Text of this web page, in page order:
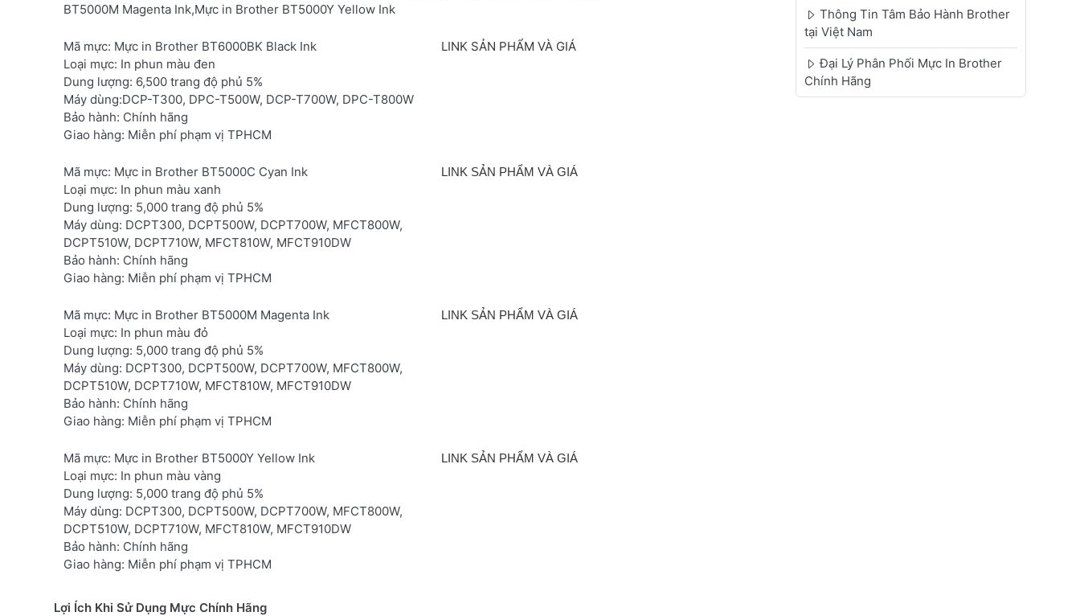
BT5000M Magenta Ink,Mực in Brother BT5000Y Yellow Ink
Mã mực: Mực in Brother BT6000BK Black Ink
Loại mực: In phun màu đen
Dung lượng: 6,500 trang độ phủ 5%
Máy dùng:DCP-T300, DPC-T500W, DCP-T700W, DPC-T800W
Bảo hành: Chính hãng
Giao hàng: Miễn phí phạm vị TPHCM
LINK SẢN PHẨM VÀ GIÁ
Mã mực: Mực in Brother BT5000C Cyan Ink
Loại mực: In phun màu xanh
Dung lượng: 5,000 trang độ phủ 5%
Máy dùng: DCPT300, DCPT500W, DCPT700W, MFCT800W,
DCPT510W, DCPT710W, MFCT810W, MFCT910DW
Bảo hành: Chính hãng
Giao hàng: Miễn phí phạm vị TPHCM
LINK SẢN PHẨM VÀ GIÁ
Mã mực: Mực in Brother BT5000M Magenta Ink
Loại mực: In phun màu đỏ
Dung lượng: 5,000 trang độ phủ 5%
Máy dùng: DCPT300, DCPT500W, DCPT700W, MFCT800W,
DCPT510W, DCPT710W, MFCT810W, MFCT910DW
Bảo hành: Chính hãng
Giao hàng: Miễn phí phạm vị TPHCM
LINK SẢN PHẨM VÀ GIÁ
Mã mực: Mực in Brother BT5000Y Yellow Ink
Loại mực: In phun màu vàng
Dung lượng: 5,000 trang độ phủ 5%
Máy dùng: DCPT300, DCPT500W, DCPT700W, MFCT800W,
DCPT510W, DCPT710W, MFCT810W, MFCT910DW
Bảo hành: Chính hãng
Giao hàng: Miễn phí phạm vị TPHCM
LINK SẢN PHẨM VÀ GIÁ
Lợi Ích Khi Sử Dụng Mực Chính Hãng
Thông Tin Tâm Bảo Hành Brother
tại Việt Nam
Đại Lý Phân Phối Mực In Brother
Chính Hãng